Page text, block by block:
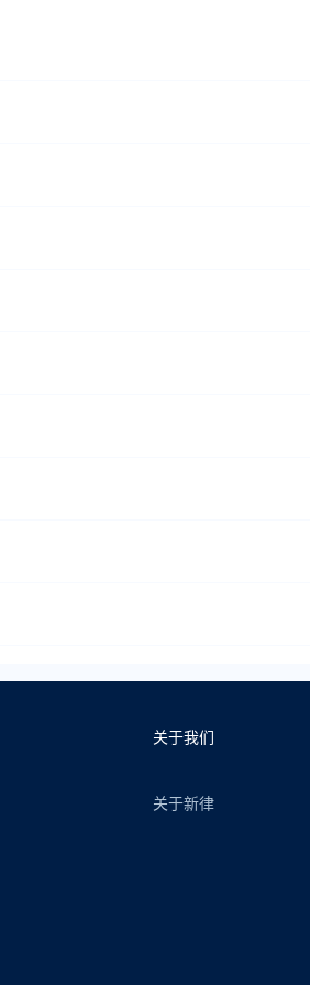
关于我们
关于新律